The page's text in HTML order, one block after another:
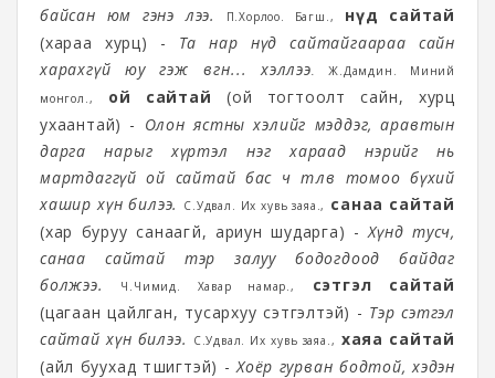
байсан юм гэнэ лээ.
П.Хорлоо. Багш.,
нүд сайтай
(хараа хурц) - Та нар нүд сайтайгаараа сайн
харахгүй юу гэж өвгөн... хэллээ.
Ж.Дамдин. Миний
монгол.,
ой сайтай (ой тогтоолт сайн, хурц
ухаантай) - Олон ястны хэлийг мэддэг, аравтын
дарга нарыг хүртэл нэг хараад нэрийг нь
мартдаггүй ой сайтай бас ч төлөв томоо бүхий
хашир хүн билээ.
С.Удвал. Их хувь заяа., санаа сайтай
(хар буруу санаагүй, ариун шударга) -Хүнд тусч,
санаа сайтай тэр залуу бодогдоод байдаг
болжээ.
Ч.Чимид. Хавар намар.,
сэтгэл сайтай
(цагаан цайлган, тусархуу сэтгэлтэй) - Тэр сэтгэл
сайтай хүн билээ.
С.Удвал. Их хувь заяа., хаяа сайтай
(айл буухад түшигтэй) -Хоёр гурван бодтой, хэдэн